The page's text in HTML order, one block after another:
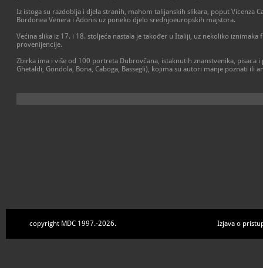
Iz istoga su razdoblja i djela stranih, mahom talijanskih slikara, poput Vicenza
Bordonea Venera i Adonis uz poneko djelo srednjoeuropskih majstora.
Većina slika iz 17. i 18. stoljeća nastala je također u Italiji, uz nekoliko
provenijencije.
Zbirka ima i više od 100 portreta Dubrovčana, istaknutih znanstvenika, pisaca
Ghetaldi, Gondola, Bona, Caboga, Bassegli), kojima su autori manje poznati ili
copyright MDC 1997.-2026. Izjava o